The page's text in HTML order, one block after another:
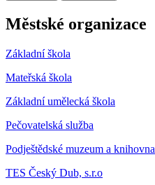
Městské organizace
Základní škola
Mateřská škola
Základní umělecká škola
Pečovatelská služba
Podještědské muzeum a knihovna
TES Český Dub, s.r.o